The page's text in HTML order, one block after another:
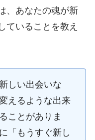
、あなたの魂が新
ていることを教え
しい出会いな
えるような出来
ことがありま
「もうすぐ新し